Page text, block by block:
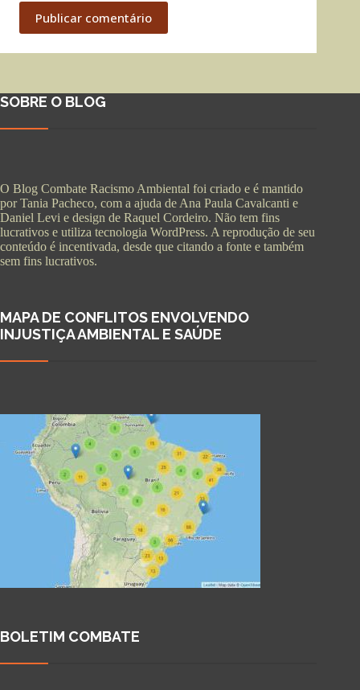
Publicar comentário
SOBRE O BLOG
O Blog Combate Racismo Ambiental foi criado e é mantido
por Tania Pacheco, com a ajuda de Ana Paula Cavalcanti e
Daniel Levi e design de Raquel Cordeiro. Não tem fins
lucrativos e utiliza tecnologia WordPress. A reprodução de seu
conteúdo é incentivada, desde que citando a fonte e também
sem fins lucrativos.
MAPA DE CONFLITOS ENVOLVENDO
INJUSTIÇA AMBIENTAL E SAÚDE
BOLETIM COMBATE